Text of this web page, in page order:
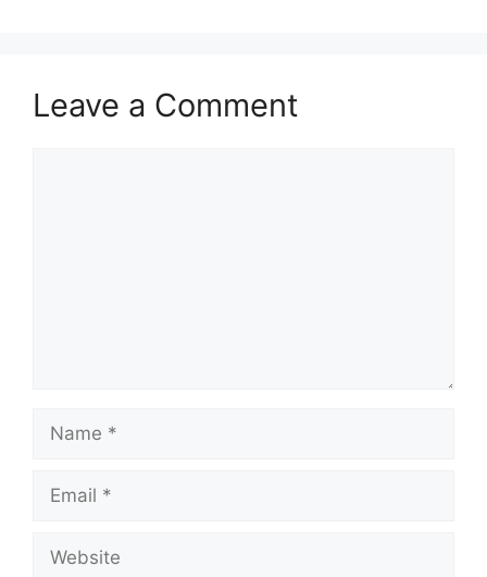
Leave a Comment
Name
Email
Website